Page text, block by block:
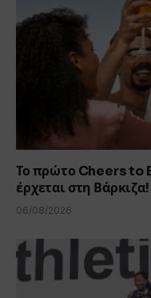
Το πρώτο Cheers to
έρχεται στη
06/08/2026